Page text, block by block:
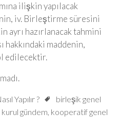
ilişkin yapılacak
iv. Birleştirme süresini
ayrı hazırlanacak tahmini
hakkındaki maddenin,
edilecektir.
Yapılır ?
birleşik genel
gündem, kooperatif genel